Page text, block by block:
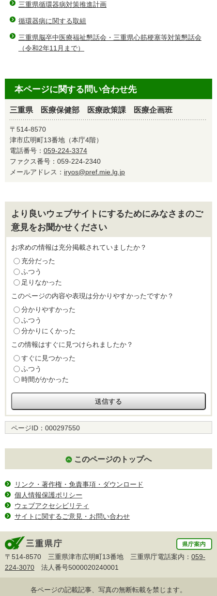
三重県循環器病対策推進計画
循環器病に関する取組
三重県脳卒中医療福祉懇話会・三重県心筋梗塞等対策懇話会
（令和2年11月まで）
本ページに関する問い合わせ先
三重県 医療保健部 医療政策課 医療企画班
〒514-8570
津市広明町13番地（本庁4階）
電話番号： 059-224-3374
ファクス番号：059-224-2340
メールアドレス： iryos@pref.mie.lg.jp
より良いウェブサイトにするためにみなさまのご
意見をお聞かせください
お求めの情報は充分掲載されていましたか？
充分だった
ふつう
足りなかった
このページの内容や表現は分かりやすかったですか？
分かりやすかった
ふつう
分かりにくかった
この情報はすぐに見つけられましたか？
すぐに見つかった
ふつう
時間がかかった
ページID： 000297550
このページのトップへ
リンク・著作権・免責事項・ダウンロード
個人情報保護ポリシー
ウェブアクセシビリティ
サイトに関するご意見・お問い合わせ
〒514-8570 三重県津市広明町13番地 三重県庁電話案内： 059-
224-3070 法人番号5000020240001
各ページの記載記事、写真の無断転載を禁じます。